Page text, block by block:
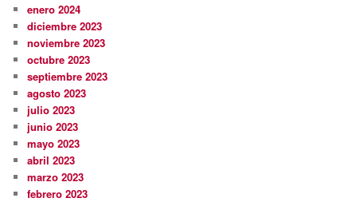
enero 2024
diciembre 2023
noviembre 2023
octubre 2023
septiembre 2023
agosto 2023
julio 2023
junio 2023
mayo 2023
abril 2023
marzo 2023
febrero 2023